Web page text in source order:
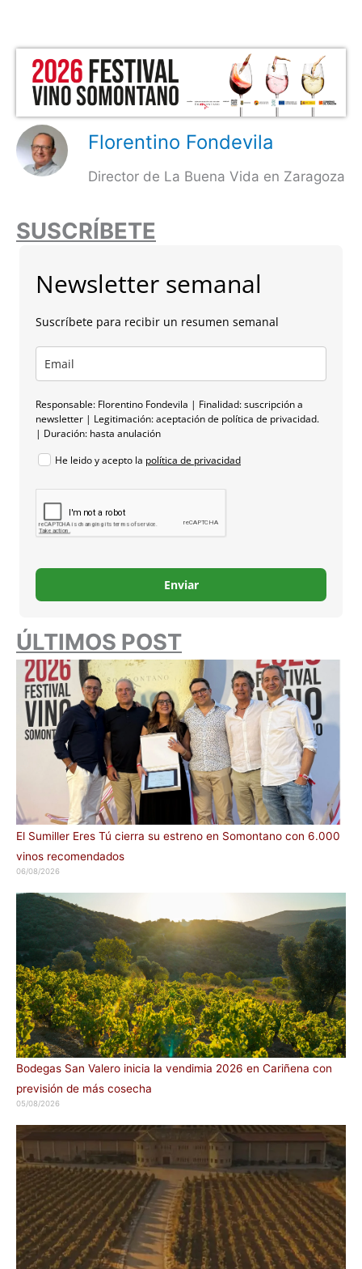
Florentino Fondevila
Director de La Buena Vida en Zaragoza
SUSCRÍBETE
Newsletter semanal
Suscríbete para recibir un resumen semanal
Responsable: Florentino Fondevila | Finalidad: suscripción a
newsletter | Legitimación: aceptación de política de privacidad.
| Duración: hasta anulación
He leido y acepto la política de privacidad
Enviar
ÚLTIMOS POST
El Sumiller Eres Tú cierra su estreno en Somontano con 6.000
vinos recomendados
06/08/2026
Bodegas San Valero inicia la vendimia 2026 en Cariñena con
previsión de más cosecha
05/08/2026